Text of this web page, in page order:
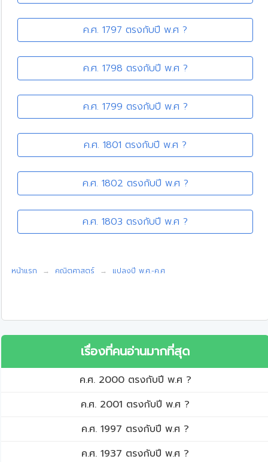
ค.ศ. 1797 ตรงกับปี พ.ศ ?
ค.ศ. 1798 ตรงกับปี พ.ศ ?
ค.ศ. 1799 ตรงกับปี พ.ศ ?
ค.ศ. 1801 ตรงกับปี พ.ศ ?
ค.ศ. 1802 ตรงกับปี พ.ศ ?
ค.ศ. 1803 ตรงกับปี พ.ศ ?
หน้าแรก คณิตศาสตร์ แปลงปี พ.ศ.-ค.ศ
เรื่องที่คนอ่านมากที่สุด
ค.ศ. 2000 ตรงกับปี พ.ศ ?
ค.ศ. 2001 ตรงกับปี พ.ศ ?
ค.ศ. 1997 ตรงกับปี พ.ศ ?
ค.ศ. 1937 ตรงกับปี พ.ศ ?